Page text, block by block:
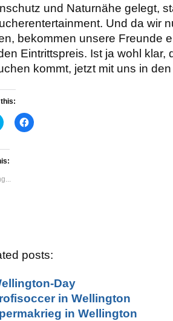
und Naturnähe gelegt,
Und da wir
bekommen unsere Freunde
Eintrittspreis. Ist ja wohl klar,
kommt, jetzt mit uns in
Click
window)
Click
to
posts:
Day
in Wellington
in Wellington